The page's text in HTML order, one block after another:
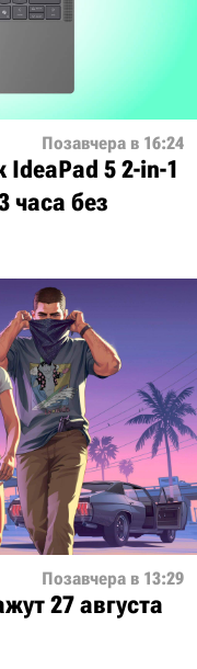
Позавчера в 16:24
IdeaPad 5 2-in-1
часа без
Позавчера в 13:29
27 августа